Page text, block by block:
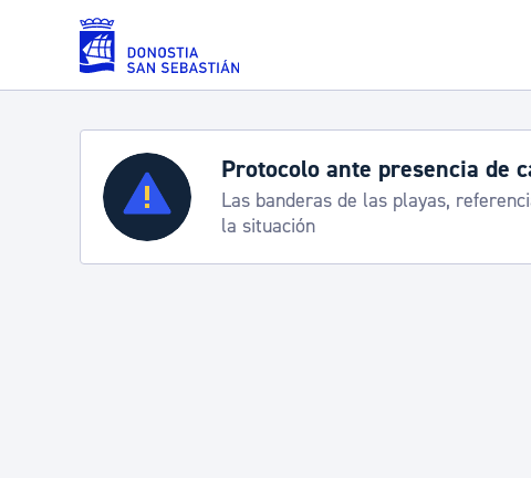
Saltar al contenido principal
Servicios
Padrón y asuntos personales
Protocolo ante presencia de
Las banderas de las playas,
la situación